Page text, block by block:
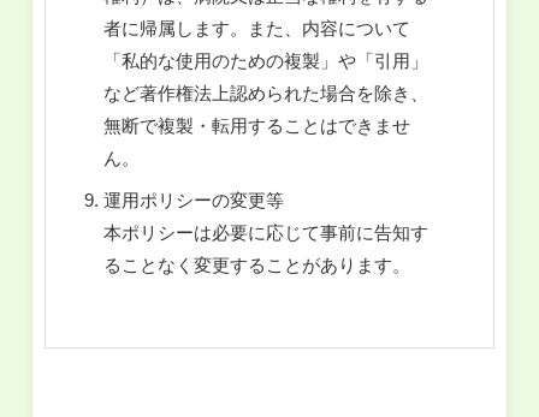
者に帰属します。また、内容について
「私的な使用のための複製」や「引用」
など著作権法上認められた場合を除き、
無断で複製・転用することはできませ
ん。
運用ポリシーの変更等
本ポリシーは必要に応じて事前に告知す
ることなく変更することがあります。